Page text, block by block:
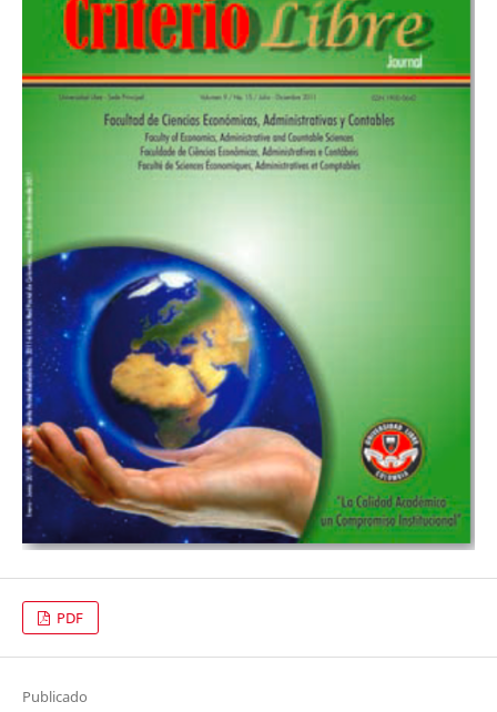
PDF
Publicado